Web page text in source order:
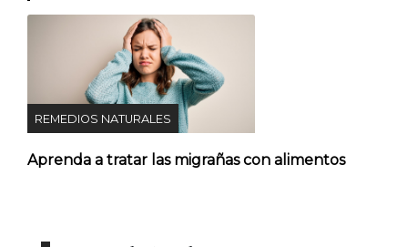
REMEDIOS NATURALES
Aprenda a tratar las migrañas con alimentos